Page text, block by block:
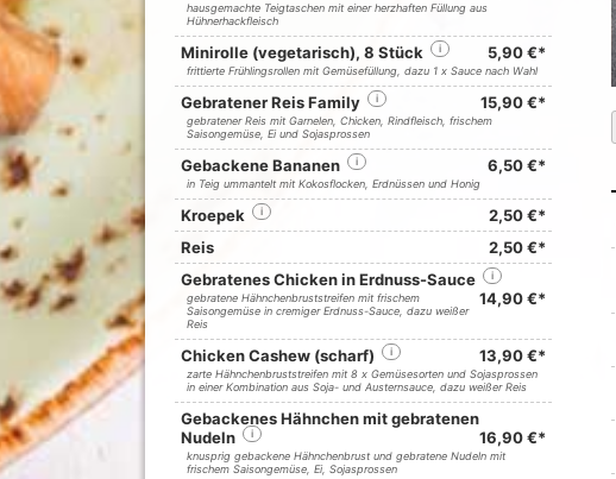
hausgemachte Teigtaschen mit einer herzhaften Füllung aus
Hühnerhackfleisch
Minirolle (vegetarisch), 8 Stück i 5,90 €*
frittierte Frühlingsrollen mit Gemüsefüllung, dazu 1 x Sauce nach Wahl
Gebratener Reis Family i 15,90 €*
gebratener Reis mit Garnelen, Chicken, Rindfleisch, frischem
Saisongemüse, Ei und Sojasprossen
Gebackene Bananen i 6,50 €*
in Teig ummantelt mit Kokosflocken, Erdnüssen und Honig
Kroepek i
2,50 €*
Reis
2,50 €*
Gebratenes Chicken in Erdnuss-Sauce
i
14,90 €*
gebratene Hähnchenbruststreifen mit frischem
Saisongemüse in cremiger Erdnuss-Sauce, dazu weißer
Reis
Chicken Cashew (scharf) i 13,90 €*
zarte Hähnchenbruststreifen mit 8 x Gemüsesorten und Sojasprossen
in einer Kombination aus Soja- und Austernsauce, dazu weißer Reis
Gebackenes Hähnchen mit gebratenen
Nudeln
i 16,90 €*
knusprig gebackene Hähnchenbrust und gebratene Nudeln mit
frischem Saisongemüse, Ei, Sojasprossen